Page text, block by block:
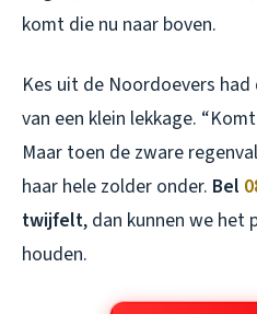
komt die nu naar boven.
Kes uit de Noordoevers
van een klein lekkage.
Maar toen de zware
haar hele zolder onder. Bel
twijfelt, dan kunnen we het
houden.